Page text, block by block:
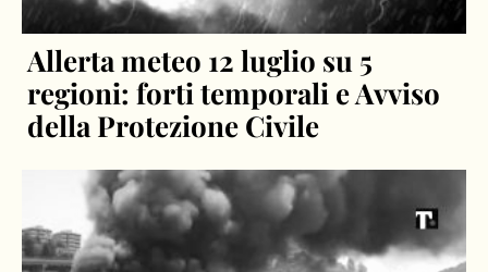
Allerta meteo 12 luglio su 5
regioni: forti temporali e Avviso
della Protezione Civile